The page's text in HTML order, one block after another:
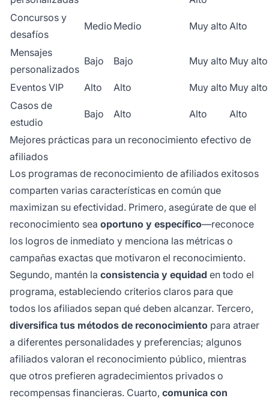
Concursos y
desafíos
Medio Medio Muy alto Alto
Mensajes
personalizados
Bajo Bajo Muy alto Muy alto
Eventos VIP Alto Alto Muy alto Muy alto
Casos de
estudio
Bajo Alto Alto Alto
Mejores prácticas para un reconocimiento efectivo de
afiliados
Los programas de reconocimiento de afiliados exitosos
comparten varias características en común que
maximizan su efectividad. Primero, asegúrate de que el
reconocimiento sea oportuno y específico—reconoce
los logros de inmediato y menciona las métricas o
campañas exactas que motivaron el reconocimiento.
Segundo, mantén la consistencia y equidad en todo el
programa, estableciendo criterios claros para que
todos los afiliados sepan qué deben alcanzar. Tercero,
diversifica tus métodos de reconocimiento para atraer
a diferentes personalidades y preferencias; algunos
afiliados valoran el reconocimiento público, mientras
que otros prefieren agradecimientos privados o
recompensas financieras. Cuarto, comunica con